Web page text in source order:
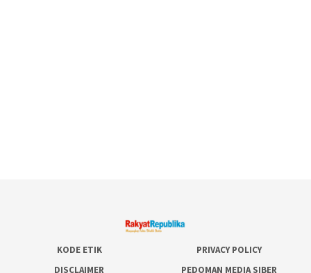
KODE ETIK
PRIVACY POLICY
DISCLAIMER
PEDOMAN MEDIA SIBER